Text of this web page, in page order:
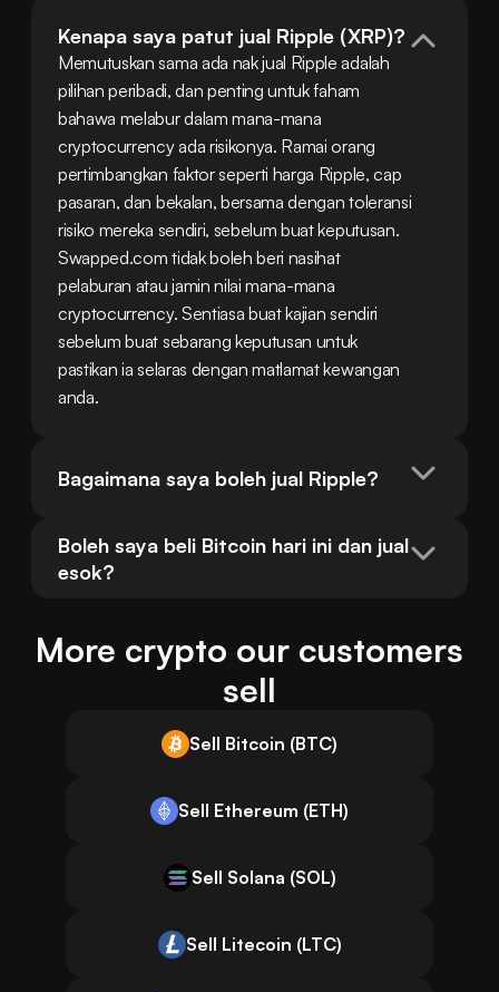
Kenapa saya patut jual Ripple (XRP)?
Memutuskan sama ada nak jual Ripple adalah
pilihan peribadi, dan penting untuk faham
bahawa melabur dalam mana-mana
cryptocurrency ada risikonya. Ramai orang
pertimbangkan faktor seperti harga Ripple, cap
pasaran, dan bekalan, bersama dengan toleransi
risiko mereka sendiri, sebelum buat keputusan.
Swapped.com tidak boleh beri nasihat
pelaburan atau jamin nilai mana-mana
cryptocurrency. Sentiasa buat kajian sendiri
sebelum buat sebarang keputusan untuk
pastikan ia selaras dengan matlamat kewangan
anda.
Bagaimana saya boleh jual Ripple?
Boleh saya beli Bitcoin hari ini dan jual
esok?
More crypto our customers
sell
Sell Bitcoin (BTC)
Sell Ethereum (ETH)
Sell Solana (SOL)
Sell Litecoin (LTC)